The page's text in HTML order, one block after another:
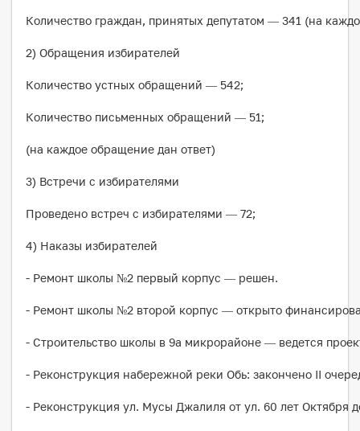
Количество граждан, принятых депутатом — 341 (на
2) Обращения избирателей
Количество устных обращений — 542;
Количество письменных обращений — 51;
(на каждое обращение дан ответ)
3) Встречи с избирателями
Проведено встреч с избирателями — 72;
4) Наказы избирателей
- Ремонт школы №2 первый корпус — решен.
- Ремонт школы №2 второй корпус — открыто
- Строительство школы в 9а микрорайоне — ведется
- Реконструкция набережной реки Обь: закончено II
- Реконструкция ул. Мусы Джалиля от ул. 60 лет Октября